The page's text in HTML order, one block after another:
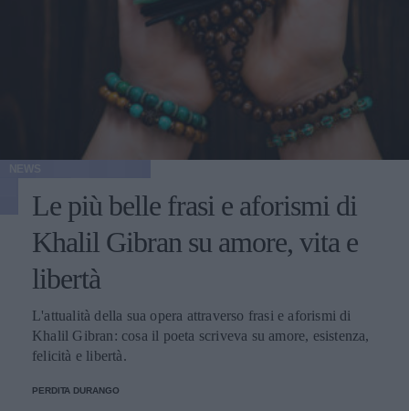
Le più belle frasi e aforismi di
Khalil Gibran su amore, vita e
libertà
L'attualità della sua opera attraverso frasi e aforismi di
Khalil Gibran: cosa il poeta scriveva su amore, esistenza,
felicità e libertà.
PERDITA DURANGO